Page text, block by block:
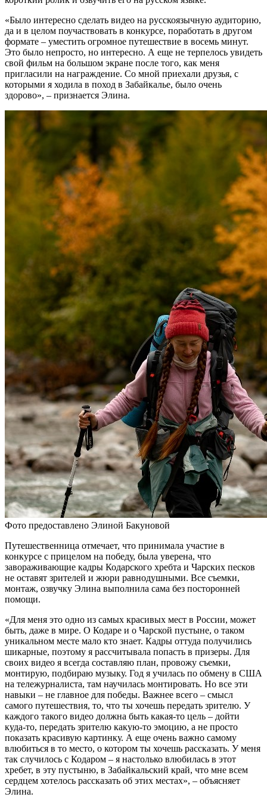
«Было интересно сделать видео на русскоязычную аудиторию,
да и в целом поучаствовать в конкурсе, поработать в другом
формате – уместить огромное путешествие в восемь минут.
Это было непросто, но интересно. А еще не терпелось увидеть
свой фильм на большом экране после того, как меня
пригласили на награждение. Со мной приехали друзья, с
которыми я ходила в поход в Забайкалье, было очень
здорово», – признается Элина.
Фото предоставлено Элиной Бакуновой
Путешественница отмечает, что принимала участие в
конкурсе с прицелом на победу, была уверена, что
завораживающие кадры Кодарского хребта и Чарских песков
не оставят зрителей и жюри равнодушными. Все съемки,
монтаж, озвучку Элина выполнила сама без посторонней
помощи.
«Для меня это одно из самых красивых мест в России, может
быть, даже в мире. О Кодаре и о Чарской пустыне, о таком
уникальном месте мало кто знает. Кадры оттуда получились
шикарные, поэтому я рассчитывала попасть в призеры. Для
своих видео я всегда составляю план, провожу съемки,
монтирую, подбираю музыку. Год я училась по обмену в США
на тележурналиста, там научилась монтировать. Но все эти
навыки – не главное для победы. Важнее всего – смысл
самого путешествия, то, что ты хочешь передать зрителю. У
каждого такого видео должна быть какая-то цель – дойти
куда-то, передать зрителю какую-то эмоцию, а не просто
показать красивую картинку. А еще очень важно самому
влюбиться в то место, о котором ты хочешь рассказать. У меня
так случилось с Кодаром – я настолько влюбилась в этот
хребет, в эту пустыню, в Забайкальский край, что мне всем
сердцем хотелось рассказать об этих местах», – объясняет
Элина.